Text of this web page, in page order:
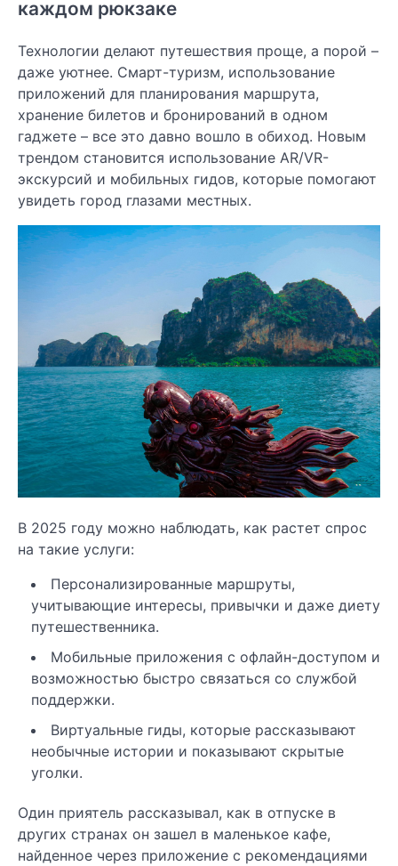
каждом рюкзаке
Технологии делают путешествия проще, а порой –
даже уютнее. Смарт-туризм, использование
приложений для планирования маршрута,
хранение билетов и бронирований в одном
гаджете – все это давно вошло в обиход. Новым
трендом становится использование AR/VR-
экскурсий и мобильных гидов, которые помогают
увидеть город глазами местных.
В 2025 году можно наблюдать, как растет спрос
на такие услуги:
Персонализированные маршруты,
учитывающие интересы, привычки и даже диету
путешественника.
Мобильные приложения с офлайн-доступом и
возможностью быстро связаться со службой
поддержки.
Виртуальные гиды, которые рассказывают
необычные истории и показывают скрытые
уголки.
Один приятель рассказывал, как в отпуске в
других странах он зашел в маленькое кафе,
найденное через приложение с рекомендациями